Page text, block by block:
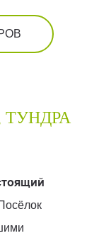
ТУНДРА